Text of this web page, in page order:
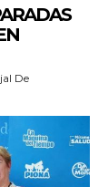
De